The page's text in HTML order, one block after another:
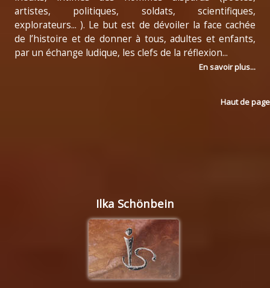
artistes, politiques, soldats, scientifiques,
explorateurs... ). Le but est de dévoiler la face cachée
de l’histoire et de donner à tous, adultes et enfants,
par un échange ludique, les clefs de la réflexion...
En savoir plus...
Haut de page
Ilka Schönbein